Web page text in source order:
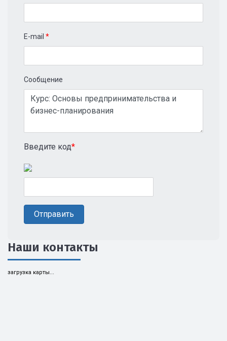
E-mail *
Сообщение
Введите код*
Наши контакты
загрузка карты...